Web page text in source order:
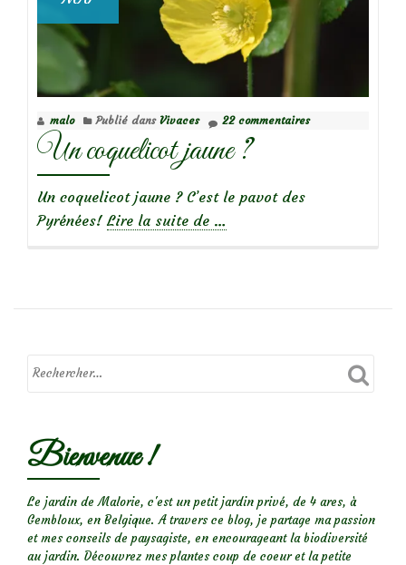
malo Publié dans Vivaces 22 commentaires
Un coquelicot jaune ?
Un coquelicot jaune ? C’est le pavot des
Pyrénées! Lire la suite de
jaune
…
Bienvenue !
Le jardin de Malorie, c'est un petit jardin privé, de 4 ares, à
Gembloux, en Belgique. A travers ce blog, je partage ma passion
et mes conseils de paysagiste, en encourageant la biodiversité
au jardin. Découvrez mes plantes coup de coeur et la petite